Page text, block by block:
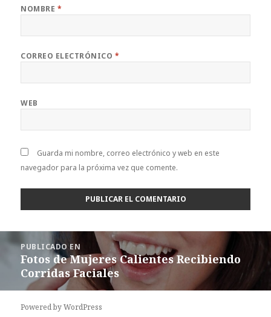
NOMBRE *
CORREO ELECTRÓNICO *
WEB
Guarda mi nombre, correo electrónico y web en este
navegador para la próxima vez que comente.
entradas
PUBLICADO EN
Fotos de Mujeres Calientes Recibiendo
Corridas Faciales
Powered by WordPress